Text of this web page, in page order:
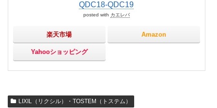
QDC18-QDC19
posted with カエレバ
楽天市場 Amazon
Yahooショッピング
LIXIL（リクシル）・TOSTEM（トステム）